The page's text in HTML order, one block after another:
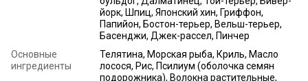
йорк, Шпиц, Японский хин, Гриффон,
Папийон, Бостон-терьер, Вельш-терьер,
Басенджи, Джек-рассел, Пинчер
Основные
ингредиенты
Телятина, Морская рыба, Криль, Масло
лосося, Рис, Псилиум (оболочка семян
подорожника), Волокна растительные,